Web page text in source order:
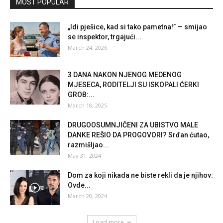
MOST POPULAR
„Idi pješice, kad si tako pametna!” — smijao
se inspektor, trgajući...
March 24, 2026
3 DANA NAKON NJENOG MEDENOG
MJESECA, RODITELJI SU ISKOPALI ĆERKI
GROB:...
March 18, 2025
DRUGOOSUMNJIČENI ZA UBISTVO MALE
DANKE REŠIO DA PROGOVORI? Srđan ćutao,
razmišljao...
May 31, 2024
Dom za koji nikada ne biste rekli da je njihov:
Ovde...
March 20, 2024